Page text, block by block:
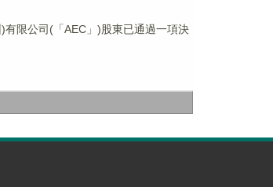
有限公司(「AEC」)股東已通過一項決